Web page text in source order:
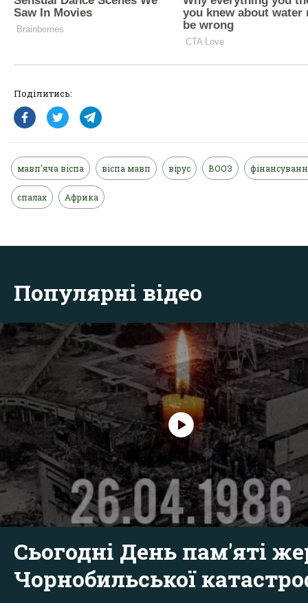
Поділитись:
мавп'яча віспа віспа мавп вірус ВООЗ
спалах Африка
Популярні відео
Сьогодні День пам'яті
Чорнобильської